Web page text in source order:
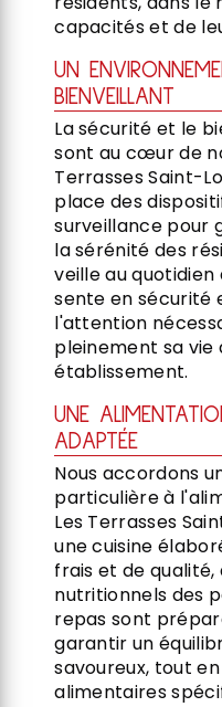
capacités et de
UN
BIENVEILLANT
La sécurité et le
sont au cœur de
Terrasses Saint-
place des
surveillance pour
la sérénité des
veille au
sente en sécurité
l'attention
pleinement sa vie
établissement.
UNE
ADAPTÉE
Nous accordons
particulière à
Les Terrasses
une cuisine
frais et de
nutritionnels des
repas sont
garantir un
savoureux, tout
alimentaires